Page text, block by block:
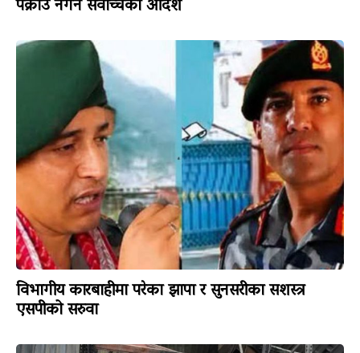
पक्राउ नगर्न सर्वोच्चको आदेश
विभागीय कारबाहीमा परेका झापा र सुनसरीका सशस्त्र
एसपीको सरुवा